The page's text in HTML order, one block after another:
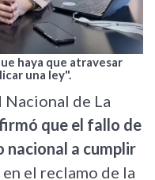
haya que atravesar
una ley".
de La
que el fallo de
nacional a cumplir
el reclamo de la